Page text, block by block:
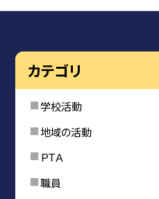
カテゴリ
学校活動
地域の活動
ＰＴＡ
職員